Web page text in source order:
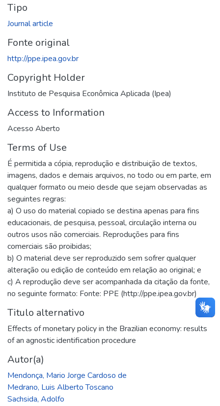
Tipo
Journal article
Fonte original
http://ppe.ipea.gov.br
Copyright Holder
Instituto de Pesquisa Econômica Aplicada (Ipea)
Access to Information
Acesso Aberto
Terms of Use
É permitida a cópia, reprodução e distribuição de textos,
imagens, dados e demais arquivos, no todo ou em parte, em
qualquer formato ou meio desde que sejam observadas as
seguintes regras:
a) O uso do material copiado se destina apenas para fins
educacionais, de pesquisa, pessoal, circulação interna ou
outros usos não comerciais. Reproduções para fins
comerciais são proibidas;
b) O material deve ser reproduzido sem sofrer qualquer
alteração ou edição de conteúdo em relação ao original; e
c) A reprodução deve ser acompanhada da citação da fonte,
no seguinte formato: Fonte: PPE (http://ppe.ipea.gov.br)
Titulo alternativo
Effects of monetary policy in the Brazilian economy: results
of an agnostic identification procedure
Autor(a)
Mendonça, Mario Jorge Cardoso de
Medrano, Luis Alberto Toscano
Sachsida, Adolfo